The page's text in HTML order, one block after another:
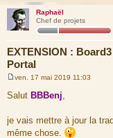
Raphaël
Chef de projets
EXTENSION :
Portal
e
s
a
g
e
ven. 17 mai 2019 11:03
Salut BBBenj,
je vais mettre à jour la
même chose.